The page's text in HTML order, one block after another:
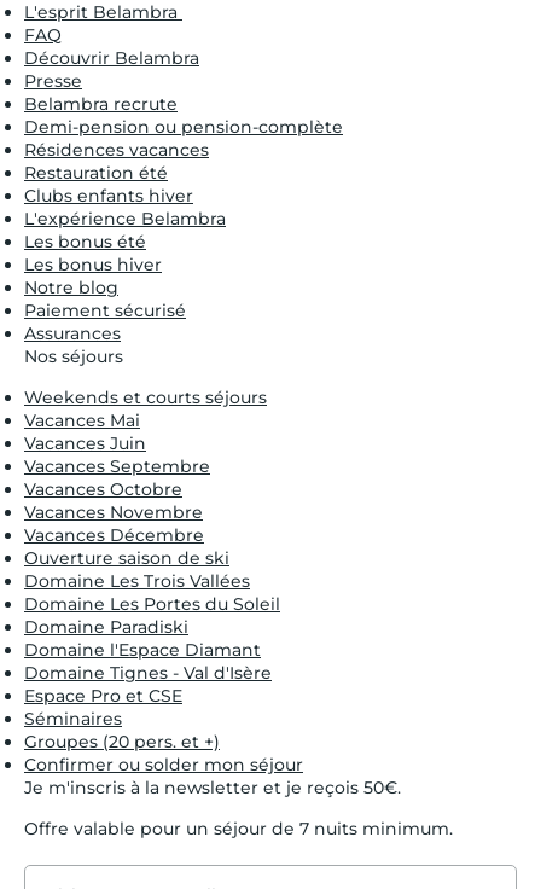
L'esprit Belambra
FAQ
Découvrir Belambra
Presse
Belambra recrute
Demi-pension ou pension-complète
Résidences vacances
Restauration été
Clubs enfants hiver
L'expérience Belambra
Les bonus été
Les bonus hiver
Notre blog
Paiement sécurisé
Assurances
Nos séjours
Weekends et courts séjours
Vacances Mai
Vacances Juin
Vacances Septembre
Vacances Octobre
Vacances Novembre
Vacances Décembre
Ouverture saison de ski
Domaine Les Trois Vallées
Domaine Les Portes du Soleil
Domaine Paradiski
Domaine l'Espace Diamant
Domaine Tignes - Val d'Isère
Espace Pro et CSE
Séminaires
Groupes (20 pers. et +)
Confirmer ou solder mon séjour
Je m'inscris à la newsletter et je reçois 50€.
Offre valable pour un séjour de 7 nuits minimum.